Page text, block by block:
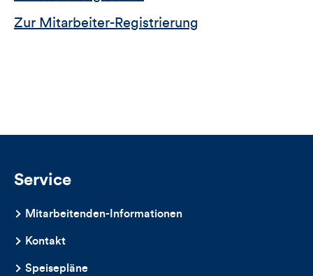
Zur Mitarbeiter-Registrierung
Service
Mitarbeitenden-Informationen
Kontakt
Speisepläne